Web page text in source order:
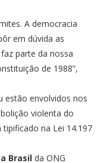
A democracia
em dúvida as
parte da nossa
de 1988”,
estão envolvidos nos
violenta do
na Lei 14.197
Brasil da ONG